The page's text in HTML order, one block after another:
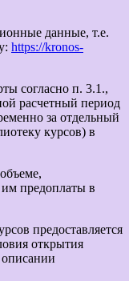
данные, т.е.
https://kronos-
согласно п. 3.1.,
расчетный период
за отдельный
курсов) в
предоплаты в
предоставляется
открытия
описании